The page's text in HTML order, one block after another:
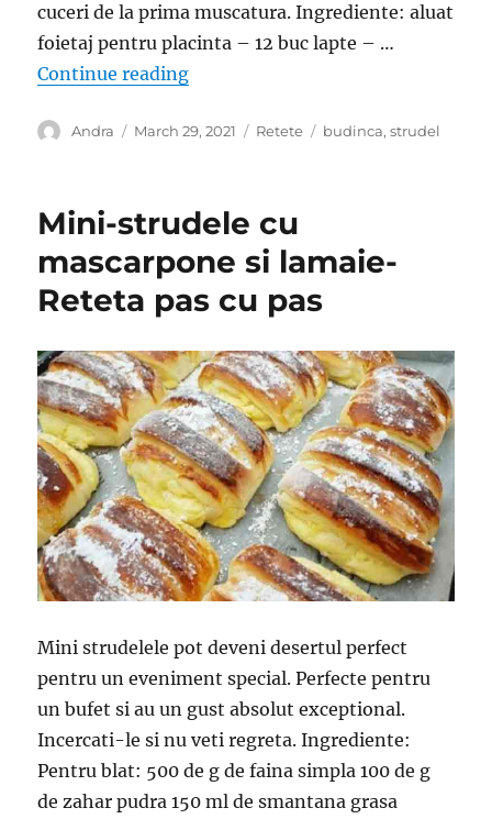
cuceri de la prima muscatura. Ingrediente: aluat
foietaj pentru placinta – 12 buc lapte – …
Continue reading“Rulouri cu budinca la cuptor-
Author
Andra
Posted
March 29, 2021 Categories
Retete Tags
budinca,strudel
Mini-strudele cu
mascarpone si lamaie-
Reteta pas cu pas
Mini strudelele pot deveni desertul perfect
pentru un eveniment special. Perfecte pentru
un bufet si au un gust absolut exceptional.
Incercati-le si nu veti regreta. Ingrediente:
Pentru blat: 500 de g de faina simpla 100 de g
de zahar pudra 150 ml de smantana grasa